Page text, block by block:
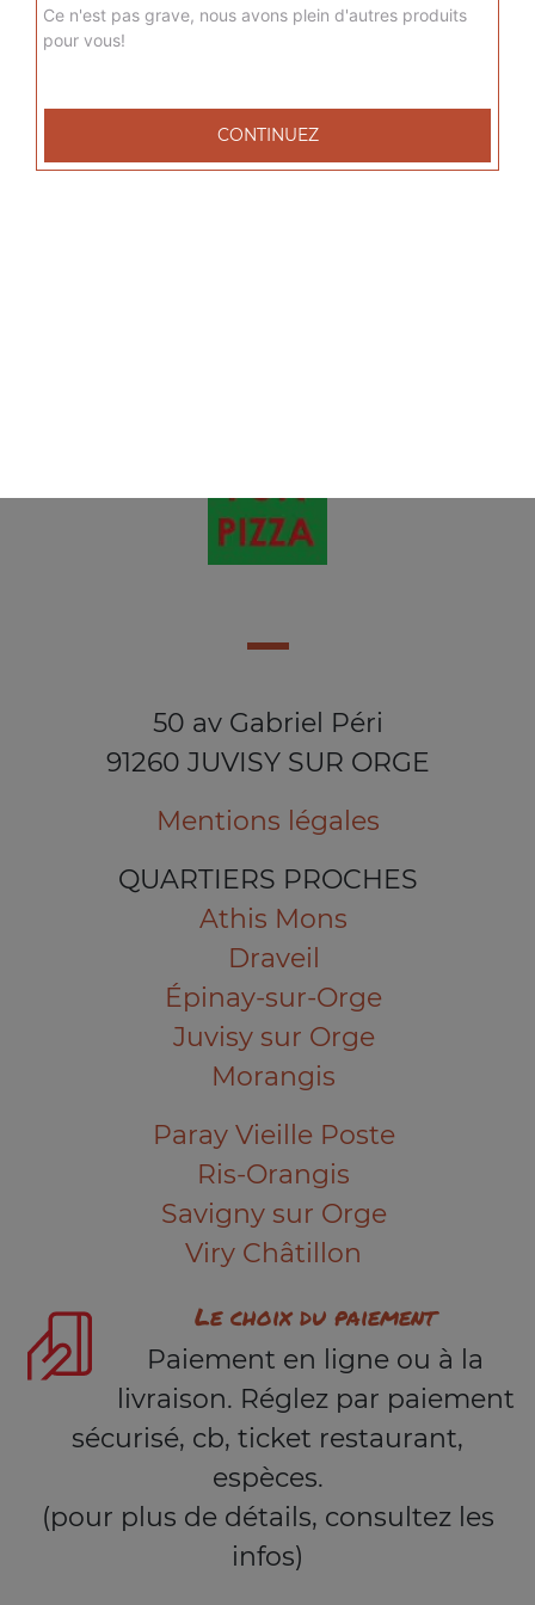
Onions rings 8 pcs
Calamars fritti 10 pcs
50 av Gabriel Péri
91260 JUVISY SUR ORGE
Mentions légales
QUARTIERS PROCHES
Athis Mons
Draveil
Épinay-sur-Orge
Juvisy sur Orge
Morangis
Paray Vieille Poste
Ris-Orangis
Savigny sur Orge
Viry Châtillon
Le choix du paiement
Paiement en ligne ou à la
livraison. Réglez par paiement
sécurisé, cb, ticket restaurant,
espèces.
(pour plus de détails, consultez les
infos)
Ce n'est pas grave, nous avons plein d'autres produits
pour vous!
CONTINUEZ